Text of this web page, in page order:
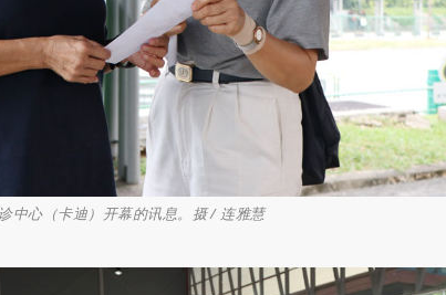
中心（卡迪）开幕的讯息。摄 / 连雅慧